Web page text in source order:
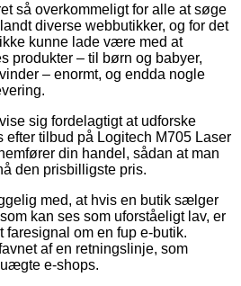
så overkommeligt for alle at søge
diverse webbutikker, og for det
kunne lade være med at
produkter – til børn og babyer,
– enormt, og endda nogle
sig fordelagtigt at udforske
efter tilbud på Logitech M705 Laser
din handel, sådan at man
den prisbilligste pris.
med, at hvis en butik sælger
kan ses som uforståeligt lav, er
om en fup e-butik.
af en retningslinje, som
e-shops.